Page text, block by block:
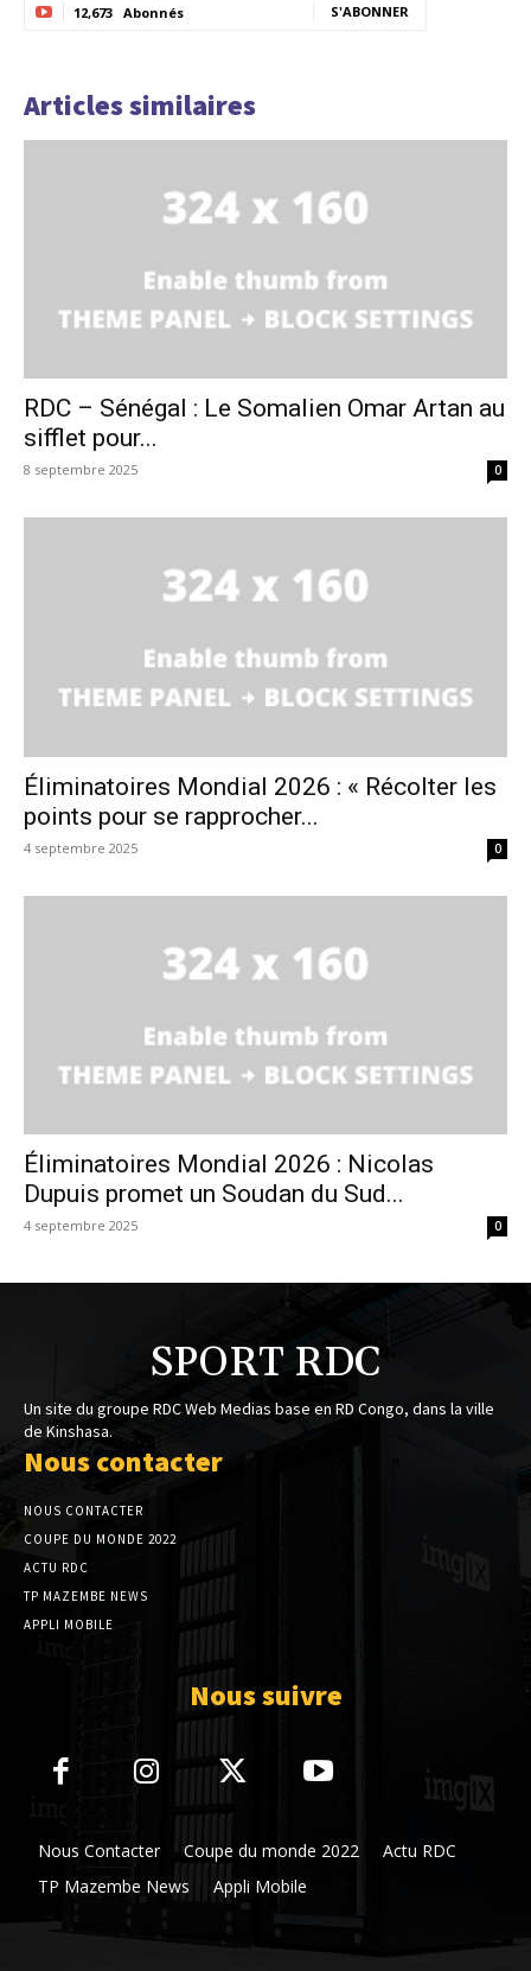
12,673 Abonnés S'ABONNER
Articles similaires
RDC – Sénégal : Le Somalien Omar Artan au
sifflet pour...
8 septembre 2025 0
Éliminatoires Mondial 2026 : « Récolter les
points pour se rapprocher...
4 septembre 2025 0
Éliminatoires Mondial 2026 : Nicolas
Dupuis promet un Soudan du Sud...
4 septembre 2025 0
SPORT RDC
Un site du groupe RDC Web Medias base en RD Congo, dans la ville
de Kinshasa.
Nous contacter
NOUS CONTACTER
COUPE DU MONDE 2022
ACTU RDC
TP MAZEMBE NEWS
APPLI MOBILE
Nous suivre
Nous Contacter Coupe du monde 2022
Actu RDC
TP Mazembe News
Appli Mobile